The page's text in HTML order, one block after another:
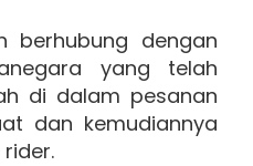
berhubung dengan
yang telah
di dalam pesanan
dan kemudiannya